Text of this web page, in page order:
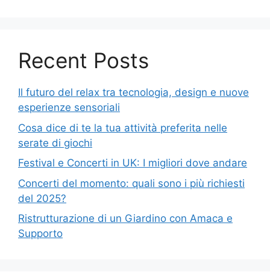
Recent Posts
Il futuro del relax tra tecnologia, design e nuove
esperienze sensoriali
Cosa dice di te la tua attività preferita nelle
serate di giochi
Festival e Concerti in UK: I migliori dove andare
Concerti del momento: quali sono i più richiesti
del 2025?
Ristrutturazione di un Giardino con Amaca e
Supporto